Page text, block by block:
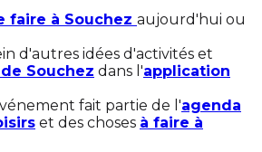
faire à Souchez aujourd'hui ou
d'autres idées d'activités et
Souchez dans l'application
fait partie de l'agenda
et des choses à faire à